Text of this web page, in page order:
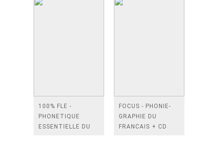
DIDIERFLE.APP
100% FLE -
PHONETIQUE
ESSENTIELLE DU
FOCUS - PHONIE-
GRAPHIE DU
FRANCAIS + CD